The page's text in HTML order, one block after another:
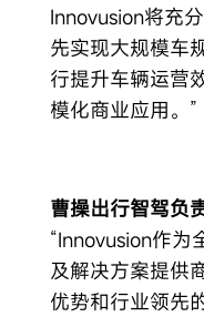
Innovusion将充
先实现大规模车
行提升车辆运营
模化商业应用。”
曹操出行智驾负
“Innovusion作为
及解决方案提供
优势和行业领先